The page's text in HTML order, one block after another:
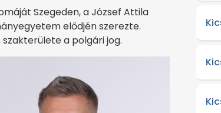
Szegeden, a József Attila
elődjén szerezte.
a polgári jog.